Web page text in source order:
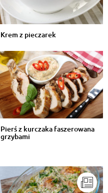
Krem z pieczarek
Pierś z kurczaka faszerowana
grzybami